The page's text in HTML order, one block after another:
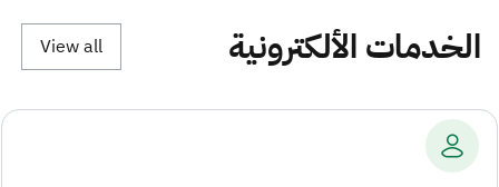
الخدمات الألكترونية View all